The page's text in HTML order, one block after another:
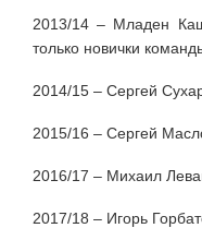
2013/14 – Младен
только новички
2014/15 – Сергей
2015/16 – Сергей
2016/17 – Михаил
2017/18 – Игорь